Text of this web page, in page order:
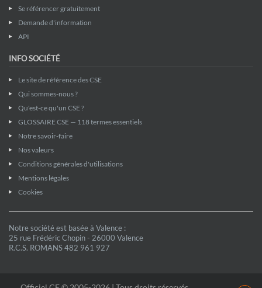
Se référencer gratuitement
Demande d'information
API
INFO SOCIÉTÉ
Le site de référence des CSE
Qui sommes-nous ?
Qu'est-ce qu'un CSE ?
GLOSSAIRE CSE — 118 termes essentiels
Notre savoir-faire
Nos valeurs
Conditions générales d'utilisations
Mentions légales
Cookies
Notre société est basée à Valence :
25 rue Frédéric Chopin - 26000 Valence
R.C.S. ROMANS 482 961 927